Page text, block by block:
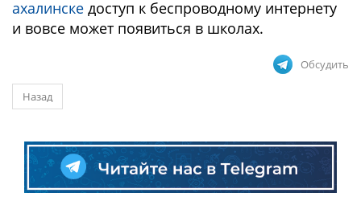
ахалинске доступ к беспроводному интернету
и вовсе может появиться в школах.
Обсудить
Назад